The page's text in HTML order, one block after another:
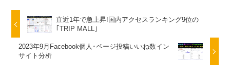
直近1年で急上昇!国内アクセスランキング9位の
｢TRIP MALL｣
2023年9月Facebook個人･ページ投稿いいね数イン
サイト分析